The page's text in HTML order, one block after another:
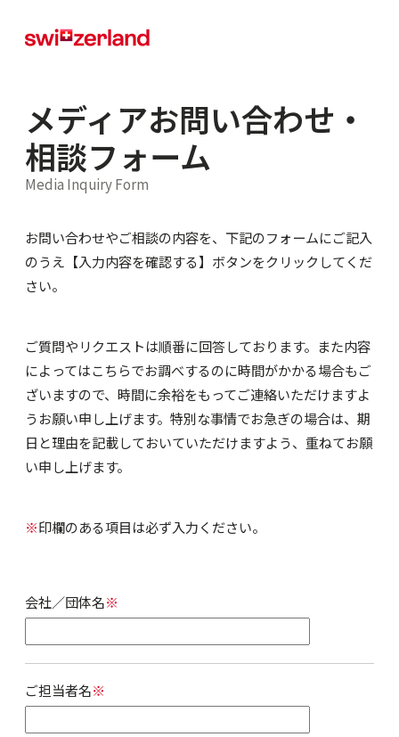
メディアお問い合わせ・
相談フォーム
Media Inquiry Form
お問い合わせやご相談の内容を、下記のフォームにご記入
のうえ【入力内容を確認する】ボタンをクリックしてくだ
さい。
ご質問やリクエストは順番に回答しております。また内容
によってはこちらでお調べするのに時間がかかる場合もご
ざいますので、時間に余裕をもってご連絡いただけますよ
うお願い申し上げます。特別な事情でお急ぎの場合は、期
日と理由を記載しておいていただけますよう、重ねてお願
い申し上げます。
※印欄のある項目は必ず入力ください。
会社／団体名※
ご担当者名※